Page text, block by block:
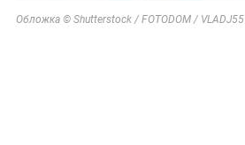
Обложка © Shutterstock / FOTODOM / VLADJ55